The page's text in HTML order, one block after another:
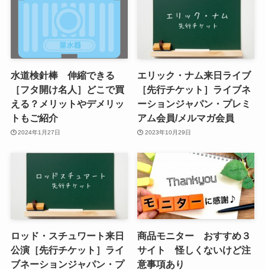
水道検針棒 伸縮できる
［フタ開け名人］どこで買
える？メリットやデメリッ
トもご紹介
2024年1月27日
エリック・ナム来日ライブ
［先行チケット］ライブネ
ーションジャパン・プレミ
アム会員/メルマガ会員
2023年10月29日
ロッド・スチュワート来日
公演［先行チケット］ライ
ブネーションジャパン・プ
商品モニター おすすめ３
サイト 怪しくないけど注
意事項あり